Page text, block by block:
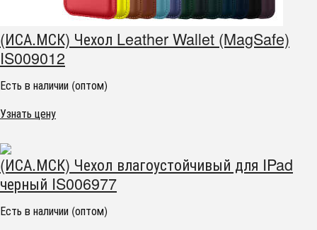
(ИСА.МСК) Чехол Leather Wallet (MagSafe)
IS009012
Есть в наличии (оптом)
Узнать цену
(ИСА.МСК) Чехол влагоустойчивый для IPad
черный IS006977
Есть в наличии (оптом)